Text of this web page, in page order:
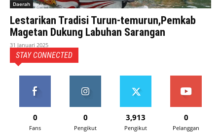
Daerah
Lestarikan Tradisi Turun-temurun,Pemkab
Magetan Dukung Labuhan Sarangan
31 Januari 2025
STAY CONNECTED
0
Fans
0
Pengikut
3,913
Pengikut
0
Pelanggan